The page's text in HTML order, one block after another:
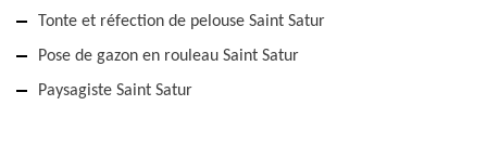
Tonte et réfection de pelouse Saint Satur
Pose de gazon en rouleau Saint Satur
Paysagiste Saint Satur